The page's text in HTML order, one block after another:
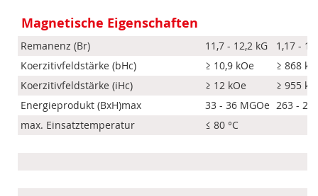
Magnetische Eigenschaften
Remanenz (Br) 11,7 - 12,2 kG
1,17 -
Koerzitivfeldstärke (bHc)
≥ 10,9 kOe
≥ 868
Koerzitivfeldstärke (iHc)
≥ 12 kOe
≥ 955
Energieprodukt (BxH)max
33 - 36 MGOe 263 -
max. Einsatztemperatur
≤ 80 °C